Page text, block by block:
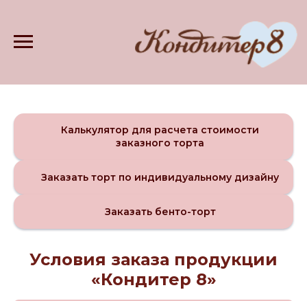
Калькулятор для расчета стоимости
заказного торта
Заказать торт по индивидуальному дизайну
Заказать бенто-торт
Условия заказа продукции
«Кондитер 8»